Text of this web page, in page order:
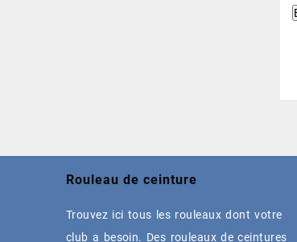
Rouleau de ceinture
Trouvez ici tous les rouleaux dont votre
club a besoin. Des rouleaux de ceintures